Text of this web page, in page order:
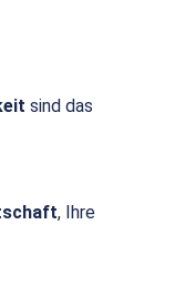
sind das
, Ihre